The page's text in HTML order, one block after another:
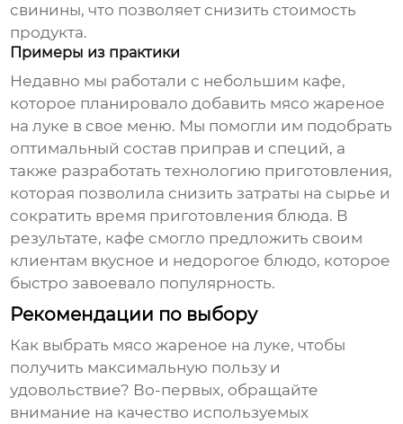
свинины, что позволяет снизить стоимость
продукта.
Примеры из практики
Недавно мы работали с небольшим кафе,
которое планировало добавить мясо жареное
на луке в свое меню. Мы помогли им подобрать
оптимальный состав приправ и специй, а
также разработать технологию приготовления,
которая позволила снизить затраты на сырье и
сократить время приготовления блюда. В
результате, кафе смогло предложить своим
клиентам вкусное и недорогое блюдо, которое
быстро завоевало популярность.
Рекомендации по выбору
Как выбрать мясо жареное на луке, чтобы
получить максимальную пользу и
удовольствие? Во-первых, обращайте
внимание на качество используемых